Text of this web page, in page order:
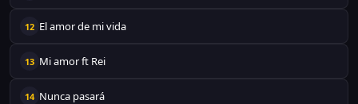
12 El amor de mi vida
13 Mi amor ft Rei
14 Nunca pasará